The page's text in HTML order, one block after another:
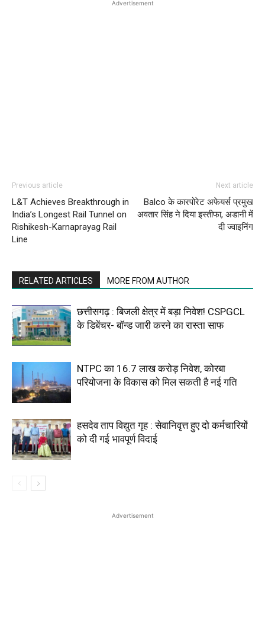
Advertisement
Previous article
L&T Achieves Breakthrough in
India’s Longest Rail Tunnel on
Rishikesh-Karnaprayag Rail
Line
Next article
Balco के कारपोरेट अफेयर्स प्रमुख
अवतार सिंह ने दिया इस्तीफा, अडानी में
दी ज्वाइनिंग
RELATED ARTICLES MORE FROM AUTHOR
छत्तीसगढ़ : बिजली क्षेत्र में बड़ा निवेश! CSPGCL
के डिबेंचर- बॉन्ड जारी करने का रास्ता साफ
NTPC का ₹16.7 लाख करोड़ निवेश, कोरबा
परियोजना के विकास को मिल सकती है नई गति
हसदेव ताप विद्युत गृह : सेवानिवृत्त हुए दो कर्मचारियों
को दी गई भावपूर्ण विदाई
Advertisement